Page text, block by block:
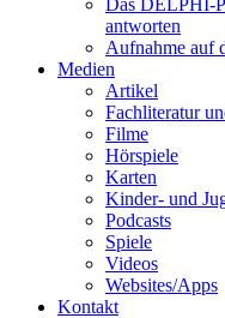
Das DELPHI-
antworten
Aufnahme auf
Medien
Artikel
Fachliteratur
Filme
Hörspiele
Karten
Kinder- und
Podcasts
Spiele
Videos
Websites/Apps
Kontakt